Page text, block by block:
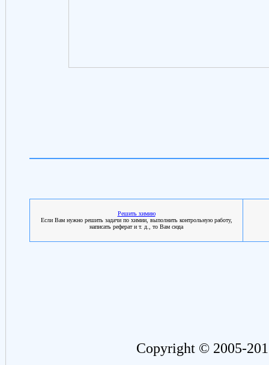
Решить химию
Если Вам нужно решить задачи по химии, выполнить контрольную работу,
написать реферат и т. д., то Вам сюда
Copyright © 2005-